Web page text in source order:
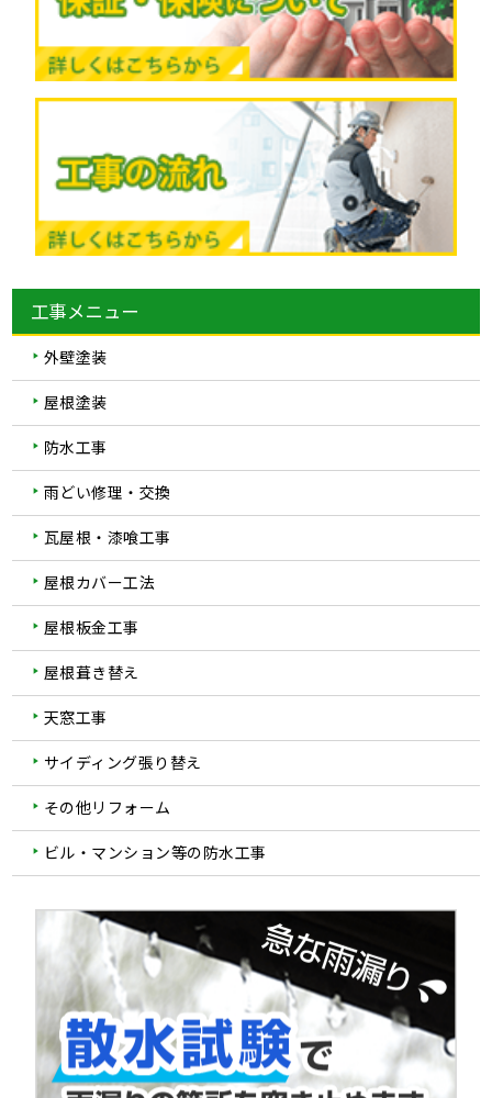
工事メニュー
外壁塗装
屋根塗装
防水工事
雨どい修理・交換
瓦屋根・漆喰工事
屋根カバー工法
屋根板金工事
屋根葺き替え
天窓工事
サイディング張り替え
その他リフォーム
ビル・マンション等の防水工事